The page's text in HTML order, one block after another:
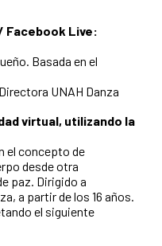
Facebook Live:
Basada en el
UNAH Danza
virtual, utilizando la
el concepto de
desde otra
paz. Dirigido a
a partir de los 16 años.
el siguiente